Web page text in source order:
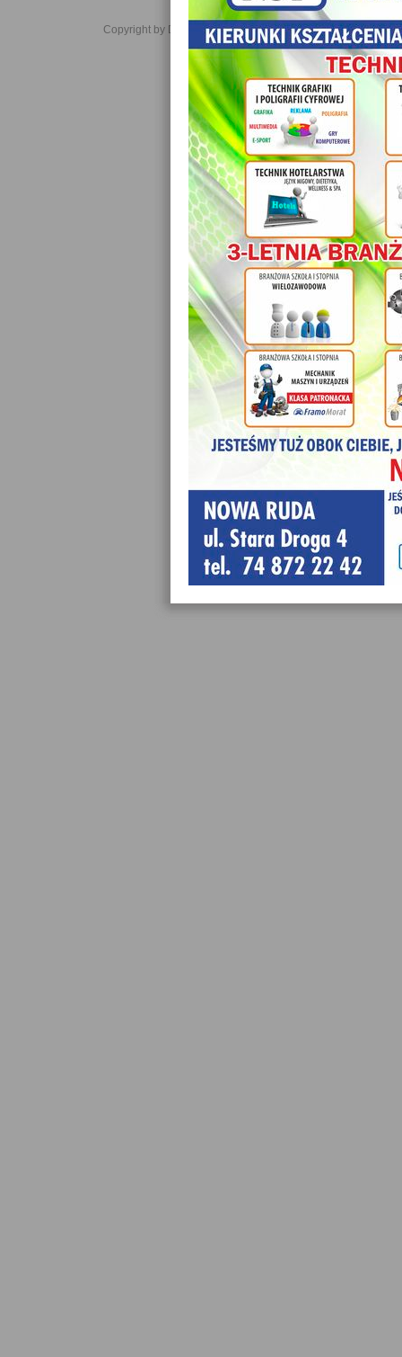
Copyright by Daniel JabĹoĹski 2006-2021. All rights